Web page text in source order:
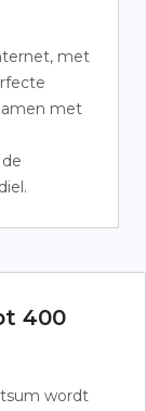
met
met
400
wordt